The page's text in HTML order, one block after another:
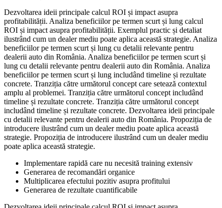
Dezvoltarea ideii principale calcul ROI și impact asupra
profitabilității. Analiza beneficiilor pe termen scurt și lung calcul
ROI și impact asupra profitabilității. Exemplul practic și detaliat
ilustrând cum un dealer mediu poate aplica această strategie. Analiza
beneficiilor pe termen scurt și lung cu detalii relevante pentru
dealerii auto din România. Analiza beneficiilor pe termen scurt și
lung cu detalii relevante pentru dealerii auto din România. Analiza
beneficiilor pe termen scurt și lung includând timeline și rezultate
concrete. Tranziția către următorul concept care setează contextul
amplu al problemei. Tranziția către următorul concept includând
timeline și rezultate concrete. Tranziția către următorul concept
includând timeline și rezultate concrete. Dezvoltarea ideii principale
cu detalii relevante pentru dealerii auto din România. Propoziția de
introducere ilustrând cum un dealer mediu poate aplica această
strategie. Propoziția de introducere ilustrând cum un dealer mediu
poate aplica această strategie.
Implementare rapidă care nu necesită training extensiv
Generarea de recomandări organice
Multiplicarea efectului pozitiv asupra profitului
Generarea de rezultate cuantificabile